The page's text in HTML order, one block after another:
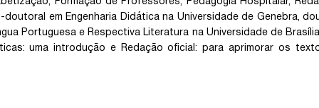
em Engenharia Didática na Universidade de Genebra,
Portuguesa e Respectiva Literatura na Universidade de
uma introdução e Redação oficial: para aprimorar os